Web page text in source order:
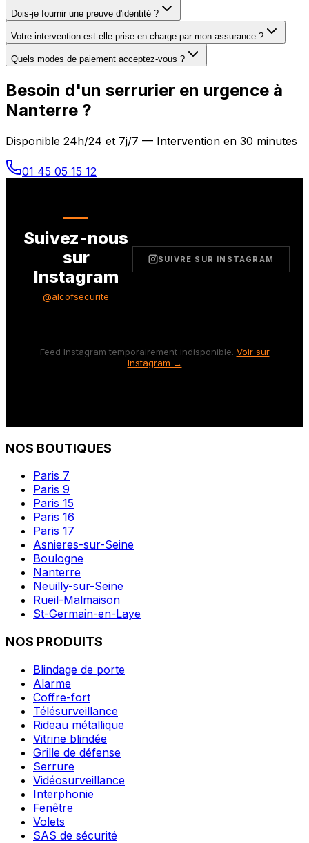
Dois-je fournir une preuve d'identité ?
Votre intervention est-elle prise en charge par mon assurance ?
Quels modes de paiement acceptez-vous ?
Besoin d'un serrurier en urgence à
Nanterre ?
Disponible 24h/24 et 7j/7 — Intervention en 30 minutes
01 45 05 15 12
Suivez-nous
sur
Instagram
@alcofsecurite
SUIVRE SUR INSTAGRAM
Feed Instagram temporairement indisponible. Voir sur
Instagram →
NOS BOUTIQUES
Paris 7
Paris 9
Paris 15
Paris 16
Paris 17
Asnieres-sur-Seine
Boulogne
Nanterre
Neuilly-sur-Seine
Rueil-Malmaison
St-Germain-en-Laye
NOS PRODUITS
Blindage de porte
Alarme
Coffre-fort
Télésurveillance
Rideau métallique
Vitrine blindée
Grille de défense
Serrure
Vidéosurveillance
Interphonie
Fenêtre
Volets
SAS de sécurité